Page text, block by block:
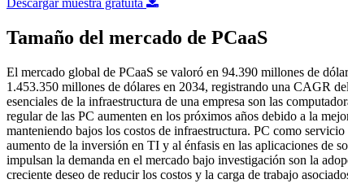
Tamaño del mercado de PCaaS
El mercado global de PCaaS se valoró en 94.390 millones de
1.453.350 millones de dólares en 2034, registrando una CAGR
esenciales de la infraestructura de una empresa son las
regular de las PC aumenten en los próximos años debido a la
manteniendo bajos los costos de infraestructura. PC como
aumento de la inversión en TI y al énfasis en las aplicaciones de
impulsan la demanda en el mercado bajo investigación son la
creciente deseo de reducir los costos y la carga de trabajo